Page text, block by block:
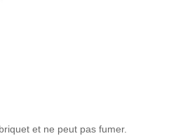
et ne peut pas fumer.